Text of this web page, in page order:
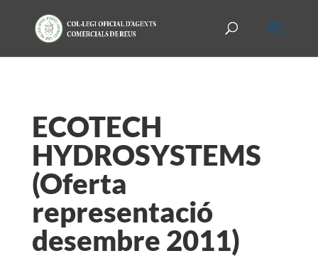
ECOTECH
HYDROSYSTEMS
(Oferta
representació
desembre 2011)